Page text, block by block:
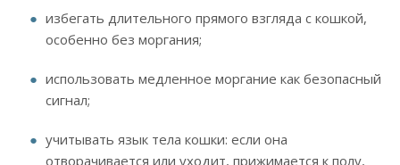
избегать длительного прямого взгляда с кошкой,
особенно без моргания;
использовать медленное моргание как безопасный
сигнал;
учитывать язык тела кошки: если она
отворачивается или уходит, прижимается к полу,